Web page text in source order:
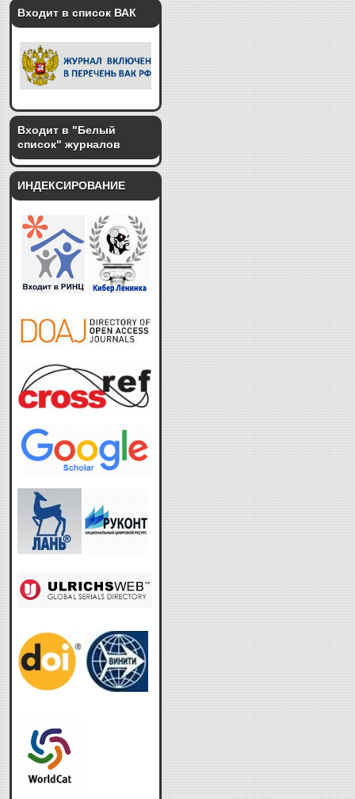
Входит в список ВАК
Входит в "Белый
список" журналов
ИНДЕКСИРОВАНИЕ